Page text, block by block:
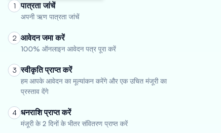
1 पात्रता जांचें
अपनी ऋण पात्रता जांचें
2 आवेदन जमा करें
100% ऑनलाइन आवेदन पत्र पूरा करें
3 स्वीकृति प्राप्त करें
हम आपके आवेदन का मूल्यांकन करेंगे और एक उचित मंजूरी का
प्रस्ताव देंगे
4 धनराशि प्राप्त करें
मंजूरी के 2 दिनों के भीतर संवितरण प्राप्त करें